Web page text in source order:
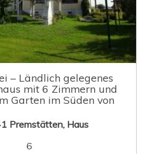
– Ländlich gelegenes
mit 6 Zimmern und
Garten im Süden von
Premstätten, Haus
6